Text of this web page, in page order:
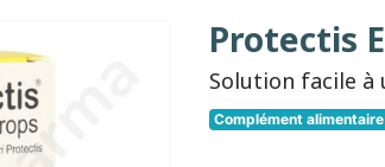
Protectis
Solution facile
Complément alimentaire